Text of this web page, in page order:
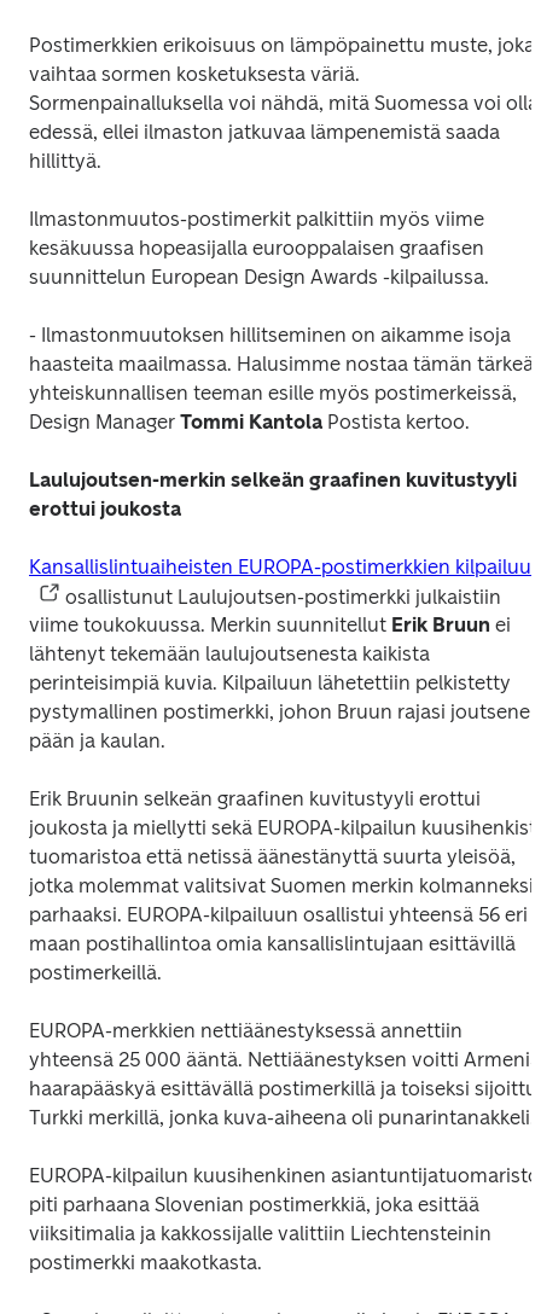
Postimerkkien erikoisuus on lämpöpainettu muste, joka
vaihtaa sormen kosketuksesta väriä.
Sormenpainalluksella voi nähdä, mitä Suomessa voi olla
edessä, ellei ilmaston jatkuvaa lämpenemistä saada
hillittyä.
Ilmastonmuutos-postimerkit palkittiin myös viime
kesäkuussa hopeasijalla eurooppalaisen graafisen
suunnittelun European Design Awards -kilpailussa.
- Ilmastonmuutoksen hillitseminen on aikamme isoja
haasteita maailmassa. Halusimme nostaa tämän
yhteiskunnallisen teeman esille myös postimerkeissä,
Design Manager Tommi Kantola Postista kertoo.
Laulujoutsen-merkin selkeän graafinen kuvitustyyli
erottui joukosta
Kansallislintuaiheisten EUROPA-postimerkkien
osallistunut Laulujoutsen-postimerkki julkaistiin
viime toukokuussa. Merkin suunnitellut Erik Bruun ei
lähtenyt tekemään laulujoutsenesta kaikista
perinteisimpiä kuvia. Kilpailuun lähetettiin pelkistetty
pystymallinen postimerkki, johon Bruun rajasi joutsenen
pään ja kaulan.
Erik Bruunin selkeän graafinen kuvitustyyli erottui
joukosta ja miellytti sekä EUROPA-kilpailun
tuomaristoa että netissä äänestänyttä suurta yleisöä,
jotka molemmat valitsivat Suomen merkin kolmanneksi
parhaaksi. EUROPA-kilpailuun osallistui yhteensä 56 eri
maan postihallintoa omia kansallislintujaan esittävillä
postimerkeillä.
EUROPA-merkkien nettiäänestyksessä annettiin
yhteensä 25 000 ääntä. Nettiäänestyksen voitti Armenia
haarapääskyä esittävällä postimerkillä ja toiseksi sijoittui
Turkki merkillä, jonka kuva-aiheena oli punarintanakkeli.
EUROPA-kilpailun kuusihenkinen asiantuntijatuomaristo
piti parhaana Slovenian postimerkkiä, joka esittää
viiksitimalia ja kakkossijalle valittiin Liechtensteinin
postimerkki maakotkasta.